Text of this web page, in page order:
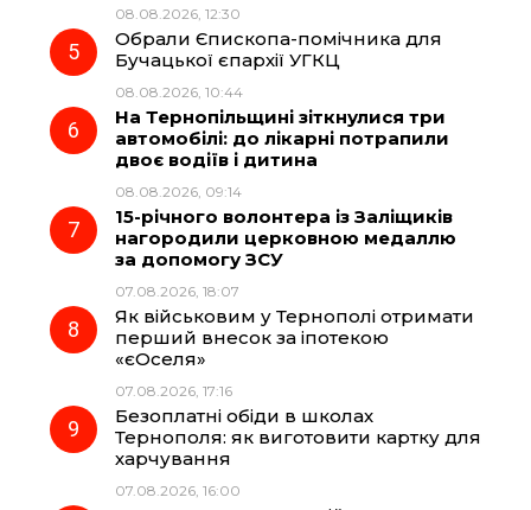
08.08.2026, 12:30
Обрали Єпископа-помічника для
Бучацької єпархії УГКЦ
08.08.2026, 10:44
На Тернопільщині зіткнулися три
автомобілі: до лікарні потрапили
двоє водіїв і дитина
08.08.2026, 09:14
15-річного волонтера із Заліщиків
нагородили церковною медаллю
за допомогу ЗСУ
07.08.2026, 18:07
Як військовим у Тернополі отримати
перший внесок за іпотекою
«єОселя»
07.08.2026, 17:16
Безоплатні обіди в школах
Тернополя: як виготовити картку для
харчування
07.08.2026, 16:00